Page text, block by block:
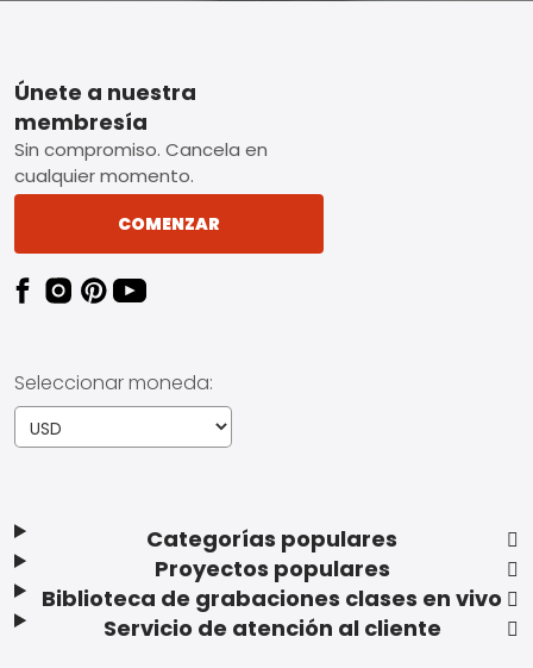
Footer
Categorías populares
Proyectos populares
Biblioteca de grabaciones clases en vivo
Servicio de atención al cliente
Únete a nuestra
membresía
Sin compromiso. Cancela en
cualquier momento.
COMENZAR
Seleccionar moneda: